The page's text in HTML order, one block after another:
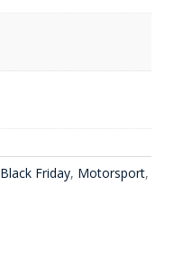
Black Friday, Motorsport,